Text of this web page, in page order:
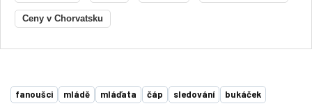
Ceny v Chorvatsku
fanoušci mládě mláďata čáp sledování bukáček